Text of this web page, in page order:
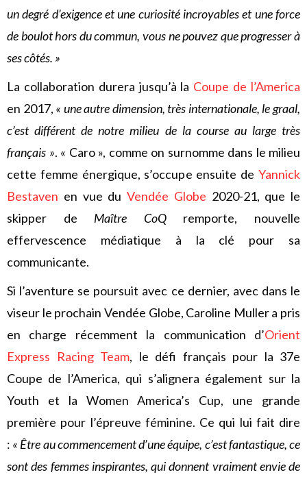
un degré d’exigence et une curiosité incroyables et une force
de boulot hors du commun, vous ne pouvez que progresser à
ses côtés. »
La collaboration durera jusqu’à la Coupe de l’America
en 2017, « une autre dimension, très internationale, le graal,
c’est différent de notre milieu de la course au large très
français ». « Caro », comme on surnomme dans le milieu
cette femme énergique, s’occupe ensuite de Yannick
Bestaven en vue du Vendée Globe 2020-21, que le
skipper de Maître CoQremporte, nouvelle
effervescence médiatique à la clé pour sa
communicante.
Si l’aventure se poursuit avec ce dernier, avec dans le
viseur le prochain Vendée Globe, Caroline Muller a pris
en charge récemment la communication d’Orient
Express Racing Team, le défi français pour la 37e
Coupe de l’America, qui s’alignera également sur la
Youth et la Women America’s Cup, une grande
première pour l’épreuve féminine. Ce qui lui fait dire
: « Être au commencement d’une équipe, c’est fantastique, ce
sont des femmes inspirantes, qui donnent vraiment envie de